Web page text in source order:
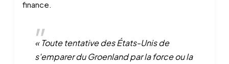
finance.
« Toute tentative des États-Unis de
s'emparer du Groenland par la force ou la